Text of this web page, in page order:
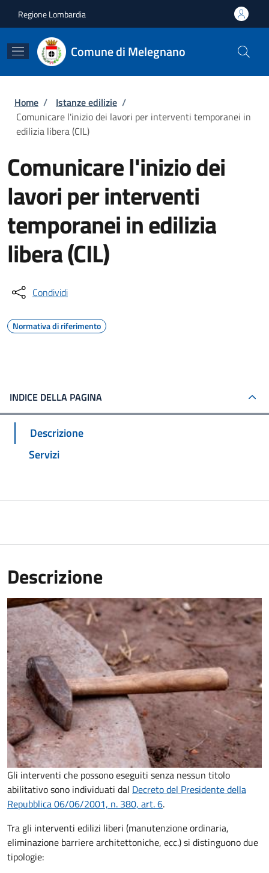
Regione Lombardia
Comune di Melegnano
Briciole di pane
Home / Istanze edilizie /
Comunicare l'inizio dei lavori per interventi temporanei in
edilizia libera (CIL)
Comunicare l'inizio dei
lavori per interventi
temporanei in edilizia
libera (CIL)
Condividi
Normativa di riferimento
INDICE DELLA PAGINA
Descrizione
Servizi
Descrizione
Gli interventi che possono eseguiti senza nessun titolo
abilitativo sono individuati dal Decreto del Presidente della
Repubblica 06/06/2001, n. 380, art. 6.
Tra gli interventi edilizi liberi (manutenzione ordinaria,
eliminazione barriere architettoniche, ecc.) si distinguono due
tipologie: